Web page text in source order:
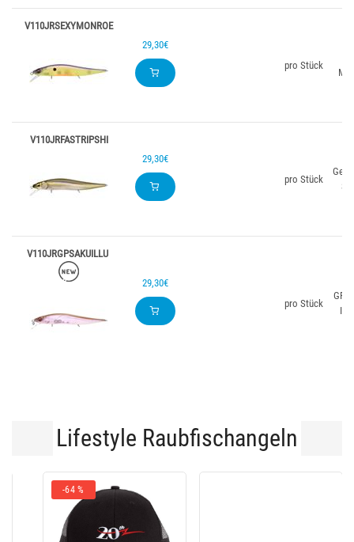
V110JRSEXYMONROE
29,30€
pro Stück
V110JRFASTRIPSHI
29,30€
pro Stück
V110JRGPSAKUILLU
29,30€
pro Stück
GP
Lifestyle Raubfischangeln